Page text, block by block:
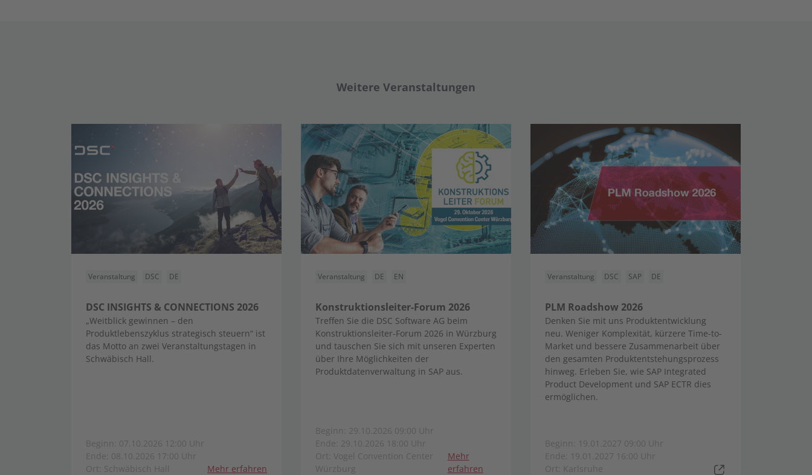
Weitere Veranstaltungen
Veranstaltung DSC DE
DSC INSIGHTS & CONNECTIONS 2026
„Weitblick gewinnen – den
Produktlebenszyklus strategisch steuern“ ist
das Motto an zwei Veranstaltungstagen in
Schwäbisch Hall.
Beginn: 07.10.2026 12:00 Uhr
Ende: 08.10.2026 17:00 Uhr
Ort: Schwäbisch Hall
Mehr erfahren
Veranstaltung DE EN
Konstruktionsleiter-Forum 2026
Treffen Sie die DSC Software AG beim
Konstruktionsleiter-Forum 2026 in Würzburg
und tauschen Sie sich mit unseren Experten
über Ihre Möglichkeiten der
Produktdatenverwaltung in SAP aus.
Beginn: 29.10.2026 09:00 Uhr
Ende: 29.10.2026 18:00 Uhr
Ort: Vogel Convention Center
Würzburg
Mehr
erfahren
Veranstaltung DSC SAP DE
PLM Roadshow 2026
Denken Sie mit uns Produktentwicklung
neu. Weniger Komplexität, kürzere Time-to-
Market und bessere Zusammenarbeit über
den gesamten Produktentstehungsprozess
hinweg. Erleben Sie, wie SAP Integrated
Product Development und SAP ECTR dies
ermöglichen.
Beginn: 19.01.2027 09:00 Uhr
Ende: 19.01.2027 16:00 Uhr
Ort: Karlsruhe